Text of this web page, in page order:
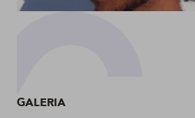
GALERIA